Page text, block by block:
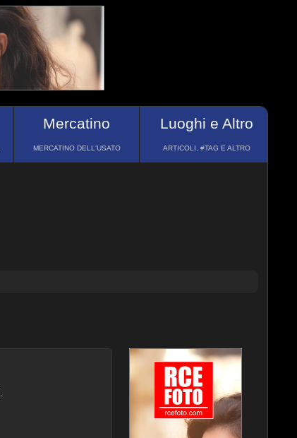
Mercatino
MERCATINO DELL'USATO
Luoghi e Altro
ARTICOLI, #TAG E ALTRO